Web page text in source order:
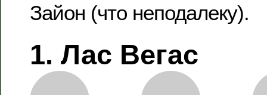
Зайон (что неподалеку).
1. Лас Вегас